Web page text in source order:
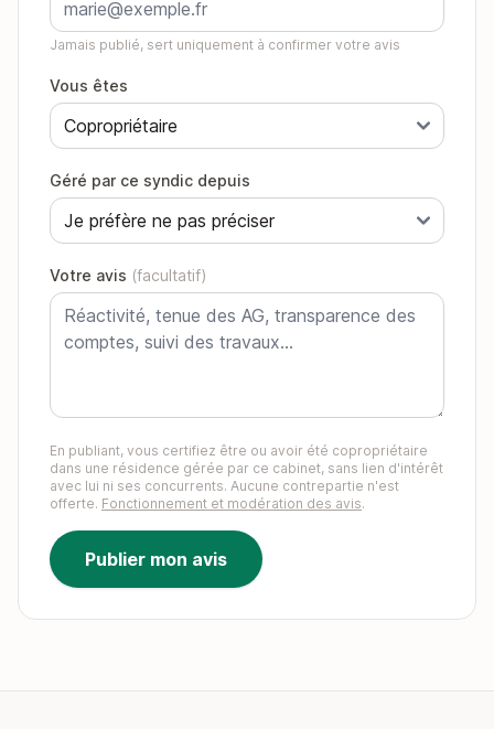
Jamais publié, sert uniquement à confirmer votre avis
Vous êtes
Géré par ce syndic depuis
Votre avis (facultatif)
En publiant, vous certifiez être ou avoir été copropriétaire
dans une résidence gérée par ce cabinet, sans lien d'intérêt
avec lui ni ses concurrents. Aucune contrepartie n'est
offerte. Fonctionnement et modération des avis.
Publier mon avis